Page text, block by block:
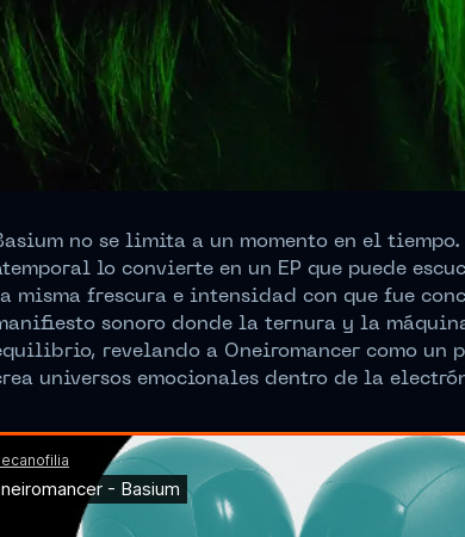
no se limita a un momento en el
lo convierte en un EP que puede
misma frescura e intensidad con que fue
sonoro donde la ternura y la
revelando a Oneiromancer como un
universos emocionales dentro de la